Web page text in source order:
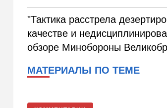
"Тактика расстрела
качестве и
обзоре Минобороны
МАТЕРИАЛЫ ПО ТЕМЕ